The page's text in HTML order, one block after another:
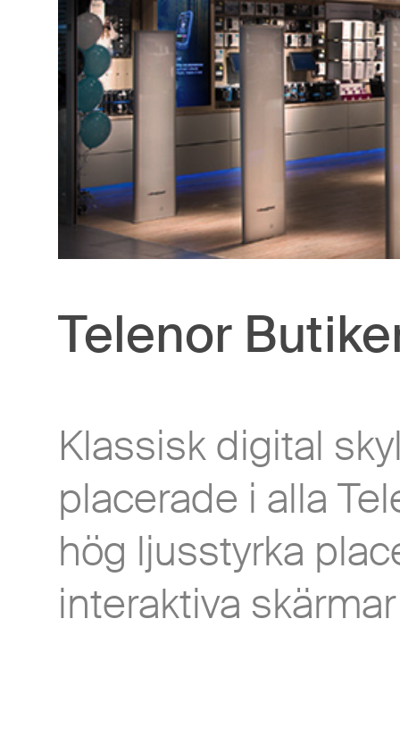
Telenor
Klassisk digital
placerade i alla
hög ljusstyrka
interaktiva